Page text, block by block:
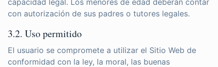
capacidad legal. Los menores de edad deberán contar
con autorización de sus padres o tutores legales.
3.2. Uso permitido
El usuario se compromete a utilizar el Sitio Web de
conformidad con la ley, la moral, las buenas